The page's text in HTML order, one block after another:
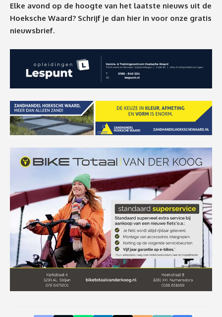
Elke avond op de hoogte van het laatste nieuws uit de
Hoeksche Waard? Schrijf je dan hier in voor onze gratis
nieuwsbrief.